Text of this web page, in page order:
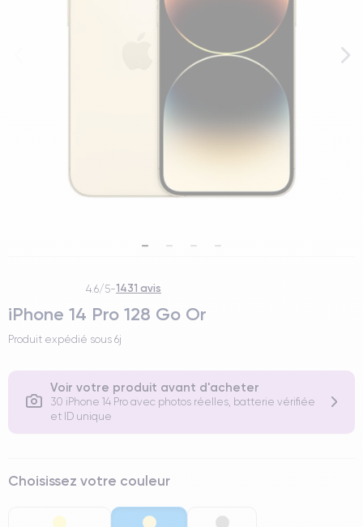
4.6/5-1431 avis
iPhone 14 Pro 128 Go Or
Produit expédié sous 6j
Voir votre produit avant d'acheter
30 iPhone 14 Pro avec photos réelles, batterie vérifiée
et ID unique
Choisissez votre couleur